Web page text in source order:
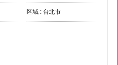
区域 : 台北市